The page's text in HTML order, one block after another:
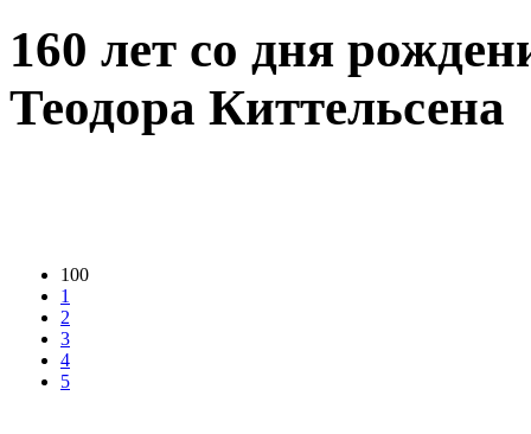
160 лет со дня
Теодора Киттельсена
100
1
2
3
4
5